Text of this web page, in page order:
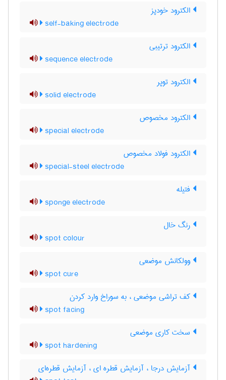
الکترود خودپز
self-baking electrode
الکترود ترتیبی
sequence electrode
الکترود توپر
solid electrode
الکترود مخصوص
special electrode
الکترود فولاد مخصوص
special-steel electrode
فتیله
sponge electrode
رنگ خال
spot colour
وولکانش موضعی
spot cure
کف تراشی موضعی ، به سوراخ وارد کردن
spot facing
سخت کاری موضعی
spot hardening
آزمایش درجا ، آزمایش قطره ای ، آزمایش قطره‌ای